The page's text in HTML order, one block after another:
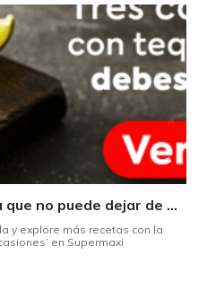
Tres cócteles con tequila que no puede dejar de probar gracias a nuestra IA.
y explore más recetas con la
en Supermaxi